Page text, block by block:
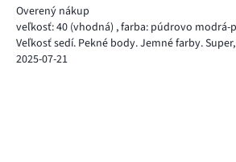
Overený nákup
veľkosť: 40 (vhodná) ,farba: púdrovo modrá-
Veľkosť sedí. Pekné body. Jemné farby.
2025-07-21